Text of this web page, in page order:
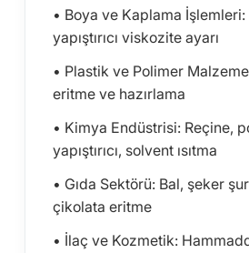
• Boya ve Kaplama
yapıştırıcı viskozite ayarı
• Plastik ve Polimer
eritme ve hazırlama
• Kimya Endüstrisi: Reçine,
yapıştırıcı, solvent ısıtma
• Gıda Sektörü: Bal, şeker
çikolata eritme
• İlaç ve Kozmetik: